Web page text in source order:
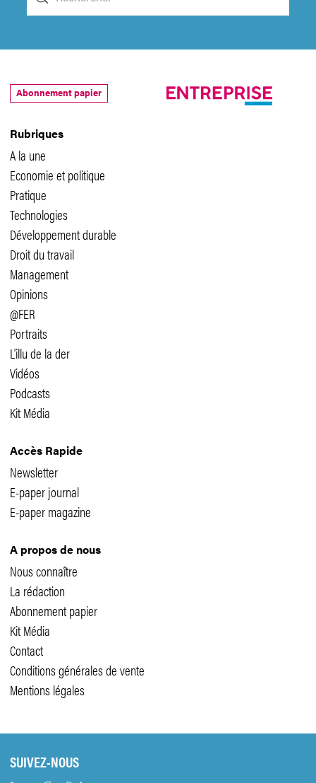
Rubriques
A la une
Economie et politique
Pratique
Technologies
Développement durable
Droit du travail
Management
Opinions
@FER
Portraits
L'illu de la der
Vidéos
Podcasts
Kit Média
Accès Rapide
Newsletter
E-paper journal
E-paper magazine
A propos de nous
Nous connaître
La rédaction
Abonnement papier
Kit Média
Contact
Conditions générales de vente
Mentions légales
Abonnement papier
SUIVEZ-NOUS